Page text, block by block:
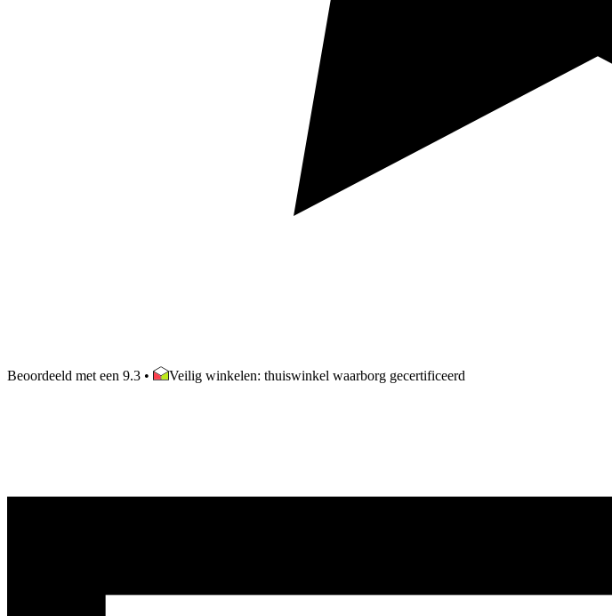
Beoordeeld met een 9.3 • Veilig winkelen: thuiswinkel waarborg gecertificeerd